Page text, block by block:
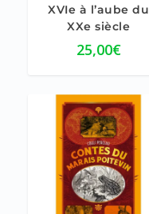
XVIe à l’aube du
XXe siècle
25,00€